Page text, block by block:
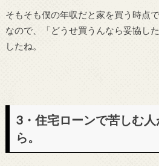
そもそも僕の年収だと家を買う時点
なので、「どうせ買うんなら妥協し
したね。
3・住宅ローンで苦しむ
ら。